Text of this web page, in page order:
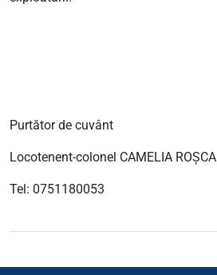
Purtător de cuvânt
Locotenent-colonel CAMELIA ROŞCA
Tel: 0751180053